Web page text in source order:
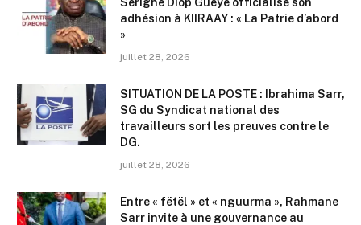
adhésion à KIIRAAY : « La Patrie d’abord
»
juillet 28, 2026
SITUATION DE LA POSTE : Ibrahima Sarr,
SG du Syndicat national des
travailleurs sort les preuves contre le
DG.
juillet 28, 2026
Entre « fëtël » et « nguurma », Rahmane
Sarr invite à une gouvernance au